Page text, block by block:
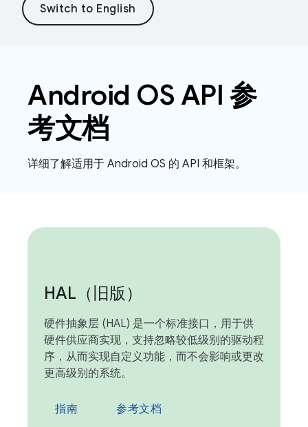
Android OS API 参
考文档
详细了解适用于 Android OS 的 API 和框架。
HAL（旧版）
硬件抽象层 (HAL) 是一个标准接口，用于供
硬件供应商实现，支持忽略较低级别的驱动程
序，从而实现自定义功能，而不会影响或更改
更高级别的系统。
指南 参考文档